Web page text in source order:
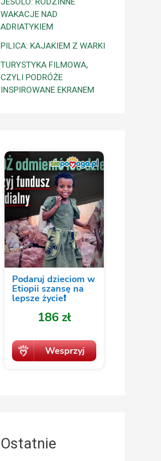
WAKACJE NAD
ADRIATYKIEM
PILICA: KAJAKIEM Z WARKI
TURYSTYKA FILMOWA,
CZYLI PODRÓŻE
INSPIROWANE EKRANEM
Ostatnie